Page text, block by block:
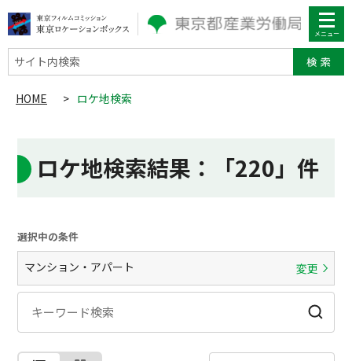
サイト内検索
HOME > ロケ地検索
ロケ地検索結果 ：「220」件
選択中の条件
マンション・アパート